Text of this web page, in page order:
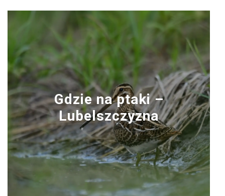
Gdzie na ptaki –
Lubelszczyzna